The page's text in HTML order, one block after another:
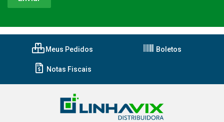
Meus Pedidos Boletos
Notas Fiscais